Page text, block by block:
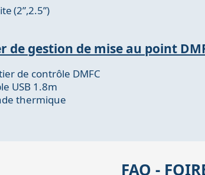
(2”,2.5”)
de gestion de mise au point
de contrôle DMFC
USB 1.8m
thermique
FAQ -